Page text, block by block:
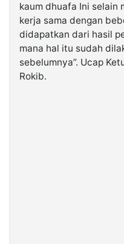
kaum dhuafa Ini selain
kerja sama dengan
didapatkan dari hasil
mana hal itu sudah
sebelumnya”. Ucap
Rokib.